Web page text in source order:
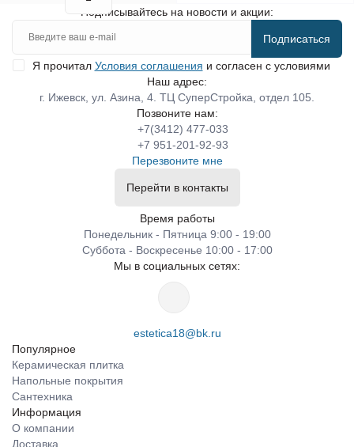
Подписывайтесь на новости и акции:
Подписаться
Я прочитал Условия соглашения и согласен с условиями
Наш адрес:
г. Ижевск, ул. Азина, 4. ТЦ СуперСтройка, отдел 105.
Позвоните нам:
+7(3412) 477-033
+7 951-201-92-93
Перезвоните мне
Перейти в контакты
Время работы
Понедельник - Пятница 9:00 - 19:00
Суббота - Воскресенье 10:00 - 17:00
Мы в социальных сетях:
estetica18@bk.ru
Популярное
Керамическая плитка
Напольные покрытия
Сантехника
Информация
О компании
Доставка